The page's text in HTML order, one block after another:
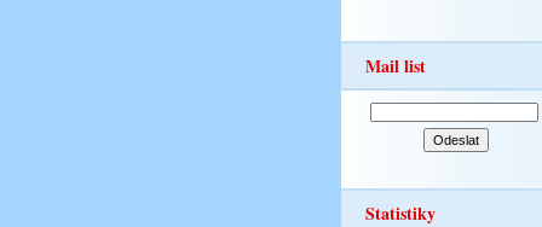
Mail list
Statistiky